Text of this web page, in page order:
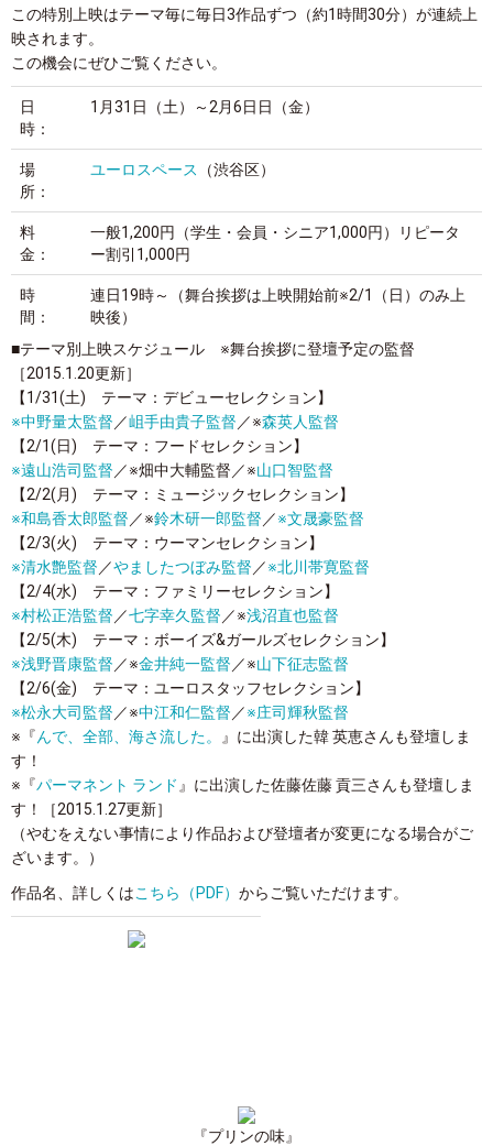
この特別上映はテーマ毎に毎日3作品ずつ（約1時間30分）が連続上
映されます。
この機会にぜひご覧ください。
日
時：
1月31日（土）～2月6日日（金）
場
所：
ユーロスペース （渋谷区）
料
金：
一般1,200円（学生・会員・シニア1,000円）リピータ
ー割引1,000円
時
間：
連日19時～（舞台挨拶は上映開始前※2/1（日）のみ上
映後）
■テーマ別上映スケジュール ※舞台挨拶に登壇予定の監督
［2015.1.20更新］
【1/31(土) テーマ：デビューセレクション】
※中野量太監督 ／岨手由貴子監督 ／※森英人監督
【2/1(日) テーマ：フードセレクション】
※遠山浩司監督 ／※畑中大輔監督／※山口智監督
【2/2(月) テーマ：ミュージックセレクション】
※和島香太郎監督 ／※鈴木研一郎監督 ／※文晟豪監督
【2/3(火) テーマ：ウーマンセレクション】
※清水艶監督 ／やましたつぼみ監督 ／※北川帯寛監督
【2/4(水) テーマ：ファミリーセレクション】
※村松正浩監督 ／七字幸久監督 ／※浅沼直也監督
【2/5(木) テーマ：ボーイズ&ガールズセレクション】
※浅野晋康監督 ／※金井純一監督 ／※山下征志監督
【2/6(金) テーマ：ユーロスタッフセレクション】
※松永大司監督 ／※中江和仁監督 ／※庄司輝秋監督
※ 『んで、全部、海さ流した。
』に出演した韓 英恵さんも登壇しま
す！
※ 『パーマネント ランド 』に出演した佐藤佐藤 貢三さんも登壇しま
す！
［2015.1.27更新］
（やむをえない事情により作品および登壇者が変更になる場合がご
ざいます。）
作品名、詳しくはこちら（PDF） からご覧いただけます。
『プリンの味』